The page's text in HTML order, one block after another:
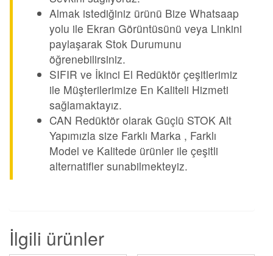
Almak istediğiniz ürünü Bize Whatsaap
yolu ile Ekran Görüntüsünü veya Linkini
paylaşarak Stok Durumunu
öğrenebilirsiniz.
SIFIR ve İkinci El Redüktör çeşitlerimiz
ile Müşterilerimize En Kaliteli Hizmeti
sağlamaktayız.
CAN Redüktör olarak Güçlü STOK Alt
Yapımızla size Farklı Marka , Farklı
Model ve Kalitede ürünler ile çeşitli
alternatifler sunabilmekteyiz.
İlgili ürünler